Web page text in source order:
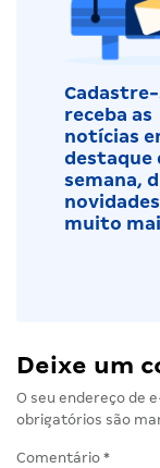
Cadastre-
receba as
notícias
destaque
semana,
muito
Deixe um
O seu endereço de
obrigatórios são
Comentário *